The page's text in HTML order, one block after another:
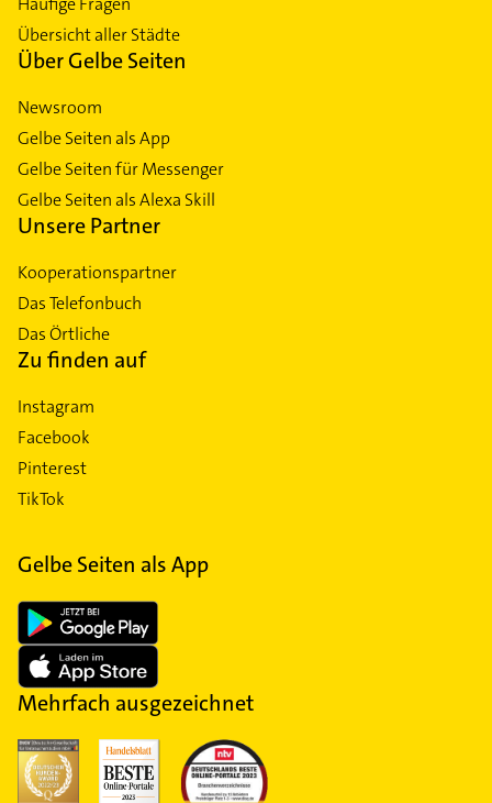
Übersicht aller Städte
Über Gelbe Seiten
Newsroom
Gelbe Seiten als App
Gelbe Seiten für Messenger
Gelbe Seiten als Alexa Skill
Unsere Partner
Kooperationspartner
Das Telefonbuch
Das Örtliche
Zu finden auf
Instagram
Facebook
Pinterest
TikTok
Gelbe Seiten als App
Mehrfach ausgezeichnet